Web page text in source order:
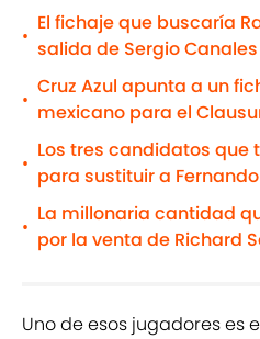
•
El fichaje que buscaría
salida de Sergio Canales
•
Cruz Azul apunta a un
mexicano para el
•
Los tres candidatos que
para sustituir a
•
La millonaria cantidad
por la venta de Richard
Uno de esos jugadores es